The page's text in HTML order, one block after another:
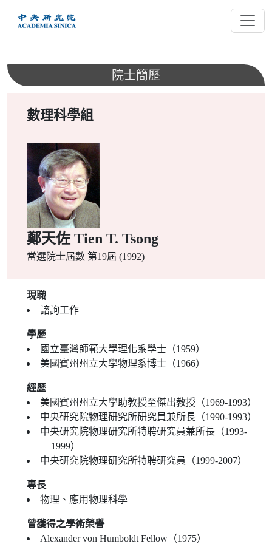
內
院士簡歷
數理科學組
鄭天佐 Tien T. Tsong
當選院士屆數 第19屆 (1992)
現職
諮詢工作
學歷
國立臺灣師範大學理化系學士（1959）
美國賓州州立大學物理系博士（1966）
經歷
美國賓州州立大學助教授至傑出教授（1969-1993）
中央研究院物理研究所研究員兼所長（1990-1993）
中央研究院物理研究所特聘研究員兼所長（1993-
1999）
中央研究院物理研究所特聘研究員（1999-2007）
專長
物理、應用物理科學
曾獲得之學術榮譽
Alexander von Humboldt Fellow（1975）